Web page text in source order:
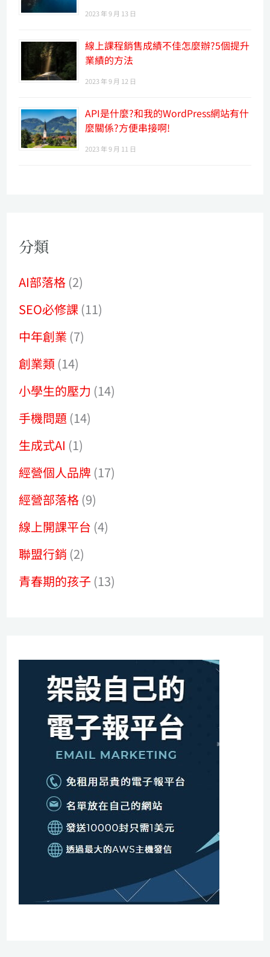
2023 年 9 月 13 日
線上課程銷售成績不佳怎麼辦?5個提升
業績的方法
2023 年 9 月 12 日
API是什麼?和我的WordPress網站有什
麼關係?方便串接啊!
2023 年 9 月 11 日
分類
AI部落格(2)
SEO必修課(11)
中年創業 (7)
創業類(14)
小學生的壓力 (14)
手機問題 (14)
生成式AI (1)
經營個人品牌(17)
經營部落格(9)
線上開課平台 (4)
聯盟行銷 (2)
青春期的孩子 (13)